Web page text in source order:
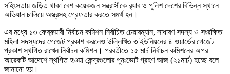
সহিংসতায় জড়িত থাকা বেশ কয়েকজন সন্ত্রাসীকে র‌্যাব ও পুলিশ দেশের বিভিন্ন স্থানে
অভিযান চালিয়ে অস্ত্রসহ গ্রেফতার করতে সমর্থ হন।
এর মধ্যে ১৩ ফেব্রুয়ারী নির্বাচন কমিশন নির্বাচিত চেয়ারম্যান, সাধারণ সদস্য ও সংরক্ষিত
মহিলা সদস্যদের গেজেট প্রকাশ করলেও উল্লিখিত ৩ ইউনিয়নের ৪ ওয়ার্ডের গেজেট
প্রকাশ স্থগিত রাখেন নির্বাচন কমিশন। পরবর্তীতে ১৫ মার্চ নির্বাচন কমিশনের অপর
আরেকটি আদেশে স্থগিত হওয়া কেন্দ্রগুলোর পুনঃভোট গ্রহণ আজ (২১মার্চ) হচ্ছে বলে
জানানো হয়।